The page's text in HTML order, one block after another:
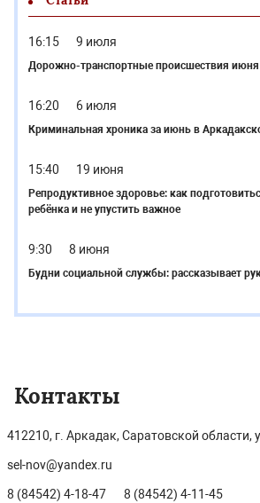
16:15 9 июля
Дорожно-транспортные происшествия июня
16:20 6 июля
Криминальная хроника за июнь в
15:40 19 июня
Репродуктивное здоровье: как
ребёнка и не упустить важное
9:30 8 июня
Будни социальной службы: рассказывает
Контакты
412210, г. Аркадак, Саратовской области,
sel-nov@yandex.ru
8 (84542) 4-18-47 8 (84542) 4-11-45